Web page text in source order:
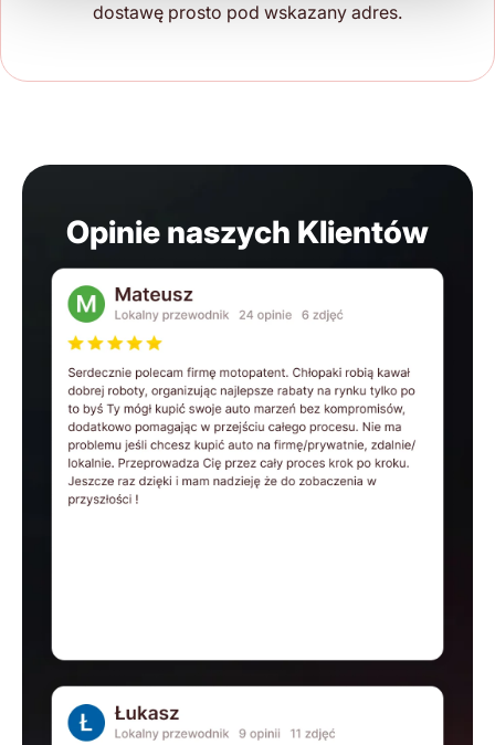
dostawę prosto pod wskazany adres.
Opinie naszych Klientów